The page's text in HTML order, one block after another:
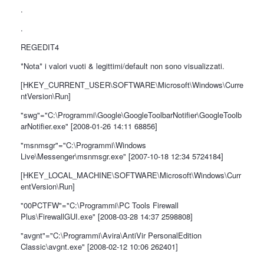
.
.
REGEDIT4
*Nota* i valori vuoti & legittimi/default non sono visualizzati.
[HKEY_CURRENT_USER\SOFTWARE\Microsoft\Windows\Curre
ntVersion\Run]
"swg"="C:\Programmi\Google\GoogleToolbarNotifier\GoogleToolb
arNotifier.exe" [2008-01-26 14:11 68856]
"msnmsgr"="C:\Programmi\Windows
Live\Messenger\msnmsgr.exe" [2007-10-18 12:34 5724184]
[HKEY_LOCAL_MACHINE\SOFTWARE\Microsoft\Windows\Curr
entVersion\Run]
"00PCTFW"="C:\Programmi\PC Tools Firewall
Plus\FirewallGUI.exe" [2008-03-28 14:37 2598808]
"avgnt"="C:\Programmi\Avira\AntiVir PersonalEdition
Classic\avgnt.exe" [2008-02-12 10:06 262401]